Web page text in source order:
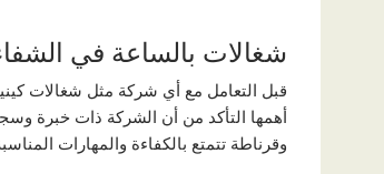
شغالات بالساعة في
قبل التعامل مع أي شركة مثل شغالات
أهمها التأكد من أن الشركة ذات خبرة
وقرناطة تتمتع بالكفاءة والمهارات